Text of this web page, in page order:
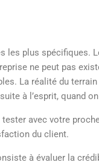
les plus spécifiques.
ne peut pas
La réalité du
à l’esprit, quand
avec votre
du client.
à évaluer la